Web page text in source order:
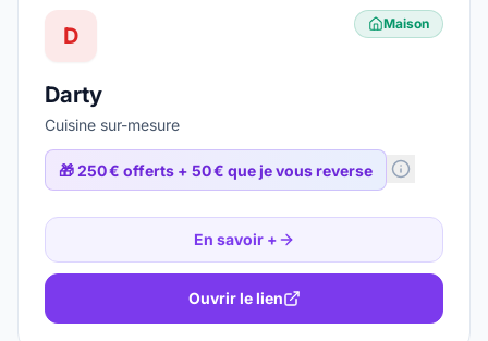
D Maison
Darty
Cuisine sur-mesure
🎁250 € offerts + 50 € que je vous reverse
En savoir +
Ouvrir le lien